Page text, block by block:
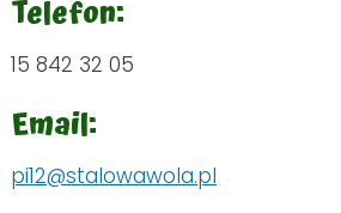
Telefon:
15 842 32 05
Email:
pi12@stalowawola.pl